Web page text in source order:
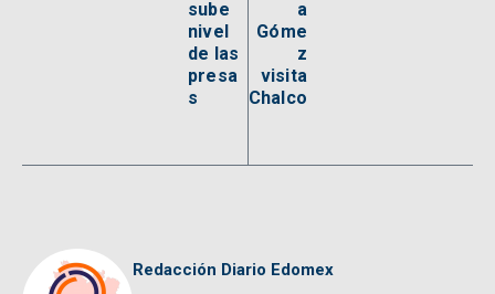
sube
nivel
de las
presa
s
a
Góme
z
visita
Chalco
Redacción Diario Edomex